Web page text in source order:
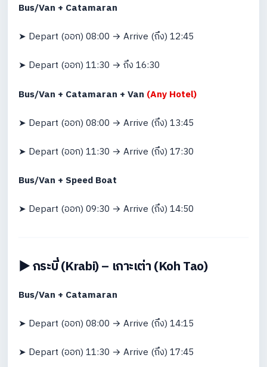
Bus/Van + Catamaran
➤ Depart (ออก) 08:00 → Arrive (ถึง) 12:45
➤ Depart (ออก) 11:30 → ถึง 16:30
Bus/Van + Catamaran + Van (Any Hotel)
➤ Depart (ออก) 08:00 → Arrive (ถึง) 13:45
➤ Depart (ออก) 11:30 → Arrive (ถึง) 17:30
Bus/Van + Speed Boat
➤ Depart (ออก) 09:30 → Arrive (ถึง) 14:50
▶️ กระบี่ (Krabi) – เกาะเต่า (Koh Tao)
Bus/Van + Catamaran
➤ Depart (ออก) 08:00 → Arrive (ถึง) 14:15
➤ Depart (ออก) 11:30 → Arrive (ถึง) 17:45